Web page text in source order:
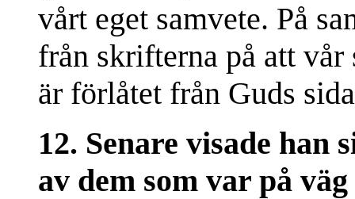
vårt eget samvete. På
från skrifterna på att
är förlåtet från Guds
12. Senare visade han
av dem som var på